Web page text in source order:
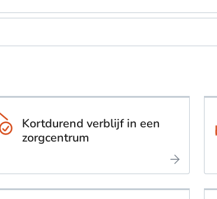
Kortdurend verblijf in een
zorgcentrum